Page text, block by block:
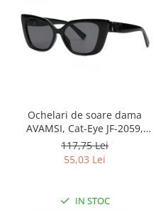
Ochelari de soare dama
AVAMSI, Cat-Eye JF-2059,
Negru
117,75 Lei
55,03 Lei
IN STOC